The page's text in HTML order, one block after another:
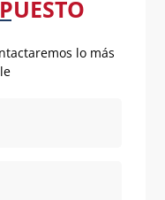
lo más